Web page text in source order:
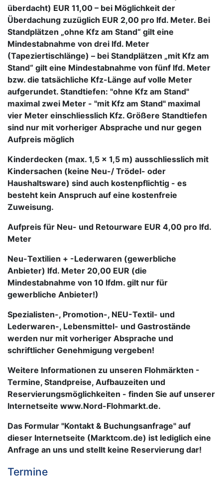
überdacht) EUR 11,00 – bei Möglichkeit der
Überdachung zuzüglich EUR 2,00 pro lfd. Meter. Bei
Standplätzen „ohne Kfz am Stand“ gilt eine
Mindestabnahme von drei lfd. Meter
(Tapeziertischlänge) – bei Standplätzen „mit Kfz am
Stand“ gilt eine Mindestabnahme von fünf lfd. Meter
bzw. die tatsächliche Kfz-Länge auf volle Meter
aufgerundet. Standtiefen: "ohne Kfz am Stand"
maximal zwei Meter - "mit Kfz am Stand" maximal
vier Meter einschliesslich Kfz. Größere Standtiefen
sind nur mit vorheriger Absprache und nur gegen
Aufpreis möglich
Kinderdecken (max. 1,5 x 1,5 m) ausschliesslich mit
Kindersachen (keine Neu-/ Trödel- oder
Haushaltsware) sind auch kostenpflichtig - es
besteht kein Anspruch auf eine kostenfreie
Zuweisung.
Aufpreis für Neu- und Retourware EUR 4,00 pro lfd.
Meter
Neu-Textilien + -Lederwaren (gewerbliche
Anbieter) lfd. Meter 20,00 EUR (die
Mindestabnahme von 10 lfdm. gilt nur für
gewerbliche Anbieter!)
Spezialisten-, Promotion-, NEU-Textil- und
Lederwaren-, Lebensmittel- und Gastrostände
werden nur mit vorheriger Absprache und
schriftlicher Genehmigung vergeben!
Weitere Informationen zu unseren Flohmärkten -
Termine, Standpreise, Aufbauzeiten und
Reservierungsmöglichkeiten - finden Sie auf unserer
Internetseite www.Nord-Flohmarkt.de.
Das Formular "Kontakt & Buchungsanfrage" auf
dieser Internetseite (Marktcom.de) ist lediglich eine
Anfrage an uns und stellt keine Reservierung dar!
Termine